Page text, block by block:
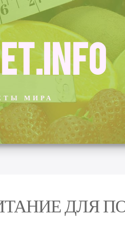
МИРА
ДЛЯ